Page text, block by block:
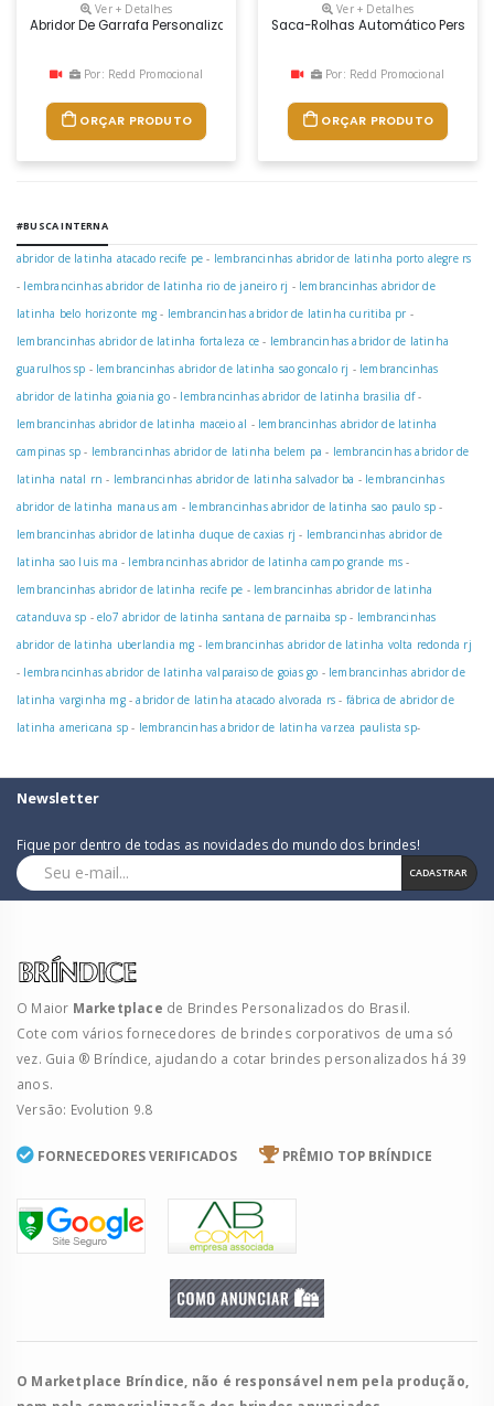
Ver + Detalhes
Abridor De Garrafa Personalizado
Por: Redd Promocional
ORÇAR PRODUTO
Ver + Detalhes
Saca-Rolhas Automático
Por: Redd Promocional
ORÇAR PRODUTO
#BUSCA INTERNA
abridor de latinha atacado recife pe - lembrancinhas abridor de latinha porto alegre rs
- lembrancinhas abridor de latinha rio de janeiro rj - lembrancinhas abridor de
latinha belo horizonte mg - lembrancinhas abridor de latinha curitiba pr -
lembrancinhas abridor de latinha fortaleza ce - lembrancinhas abridor de latinha
guarulhos sp - lembrancinhas abridor de latinha sao goncalo rj - lembrancinhas
abridor de latinha goiania go- lembrancinhas abridor de latinha brasilia df-
lembrancinhas abridor de latinha maceio al - lembrancinhas abridor de latinha
campinas sp - lembrancinhas abridor de latinha belem pa - lembrancinhas abridor de
latinha natal rn - lembrancinhas abridor de latinha salvador ba - lembrancinhas
abridor de latinha manaus am - lembrancinhas abridor de latinha sao paulo sp -
lembrancinhas abridor de latinha duque de caxias rj - lembrancinhas abridor de
latinha sao luis ma - lembrancinhas abridor de latinha campo grande ms -
lembrancinhas abridor de latinha recife pe - lembrancinhas abridor de latinha
catanduva sp -elo7 abridor de latinha santana de parnaiba sp - lembrancinhas
abridor de latinha uberlandia mg - lembrancinhas abridor de latinha volta redonda rj
- lembrancinhas abridor de latinha valparaiso de goias go - lembrancinhas abridor de
latinha varginha mg-abridor de latinha atacado alvorada rs - fábrica de abridor de
latinha americana sp - lembrancinhas abridor de latinha varzea paulista sp-
Newsletter
Fique por dentro de todas as novidades do mundo dos brindes!
CADASTRAR
O Maior Marketplace de Brindes Personalizados do Brasil.
Cote com vários fornecedores de brindes corporativos de uma só
vez. Guia ® Bríndice, ajudando a cotar brindes personalizados há 39
anos.
Versão: Evolution 9.8
FORNECEDORES VERIFICADOS PRÊMIO TOP BRÍNDICE
O Marketplace Bríndice, não é responsável nem pela produção,